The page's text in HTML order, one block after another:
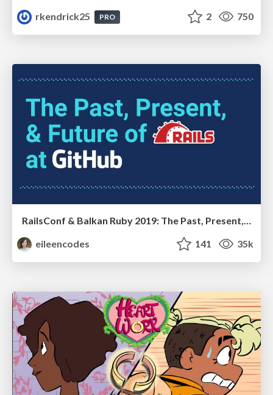
rkendrick25
PRO 2 750
eileencodes
141 35k